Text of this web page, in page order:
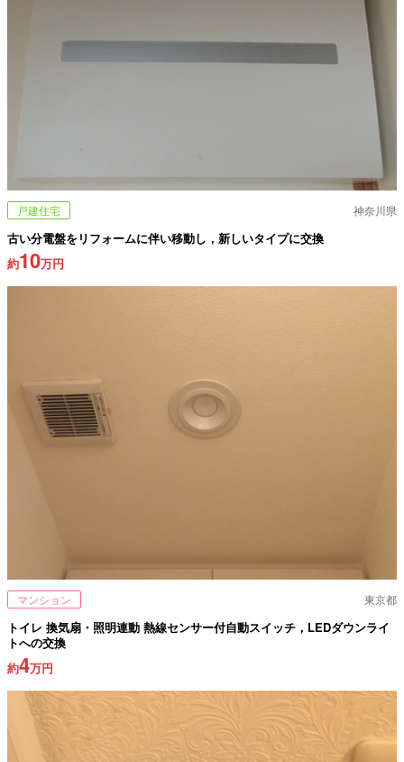
戸建住宅 神奈川県
古い分電盤をリフォームに伴い移動し，新しいタイプに交換
約10万円
マンション 東京都
トイレ 換気扇・照明連動 熱線センサー付自動スイッチ，LEDダウンライ
トへの交換
約4万円